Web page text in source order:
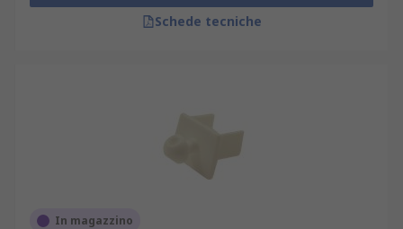
Schede tecniche
In magazzino